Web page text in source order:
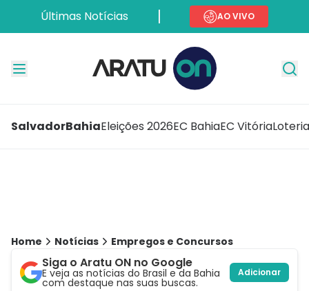
Últimas Notícias AO VIVO
SalvadorBahiaEleições 2026EC BahiaEC Vitória
Home Notícias Empregos e Concursos
Siga o Aratu ON no Google
E veja as notícias do Brasil e da Bahia
com destaque nas suas buscas.
Adicionar